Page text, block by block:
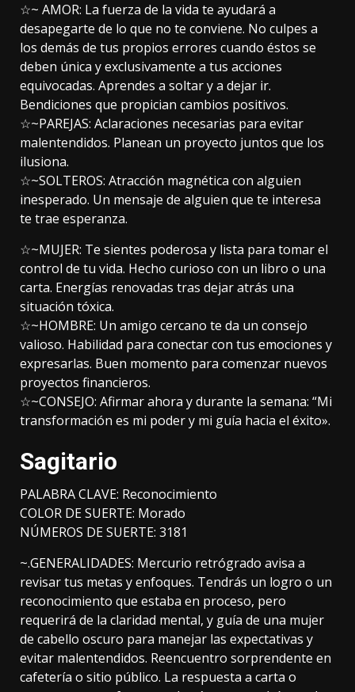
☆~ AMOR: La fuerza de la vida te ayudará a
desapegarte de lo que no te conviene. No culpes a
los demás de tus propios errores cuando éstos se
deben única y exclusivamente a tus acciones
equivocadas. Aprendes a soltar y a dejar ir.
Bendiciones que propician cambios positivos.
☆~PAREJAS: Aclaraciones necesarias para evitar
malentendidos. Planean un proyecto juntos que los
ilusiona.
☆~SOLTEROS: Atracción magnética con alguien
inesperado. Un mensaje de alguien que te interesa
te trae esperanza.
☆~MUJER: Te sientes poderosa y lista para tomar el
control de tu vida. Hecho curioso con un libro o una
carta. Energías renovadas tras dejar atrás una
situación tóxica.
☆~HOMBRE: Un amigo cercano te da un consejo
valioso. Habilidad para conectar con tus emociones y
expresarlas. Buen momento para comenzar nuevos
proyectos financieros.
☆~CONSEJO: Afirmar ahora y durante la semana: “Mi
transformación es mi poder y mi guía hacia el éxito».
Sagitario
PALABRA CLAVE: Reconocimiento
COLOR DE SUERTE: Morado
NÚMEROS DE SUERTE: 3181
~.GENERALIDADES: Mercurio retrógrado avisa a
revisar tus metas y enfoques. Tendrás un logro o un
reconocimiento que estaba en proceso, pero
requerirá de la claridad mental, y guía de una mujer
de cabello oscuro para manejar las expectativas y
evitar malentendidos. Reencuentro sorprendente en
cafetería o sitio público. La respuesta a carta o